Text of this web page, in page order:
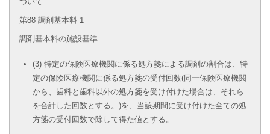
第88 調剤基本料 1
調剤基本料の施設基準
(3) 特定の保険医療機関に係る処方箋による調剤の割合は、特
定の保険医療機関に係る処方箋の受付回数(同一保険医療機関
から、歯科と歯科以外の処方箋を受け付けた場合は、それら
を合計した回数とする。)を、当該期間に受け付けた全ての処
方箋の受付回数で除して得た値とする。